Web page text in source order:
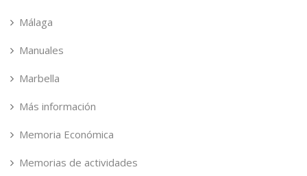
Málaga
Manuales
Marbella
Más información
Memoria Económica
Memorias de actividades